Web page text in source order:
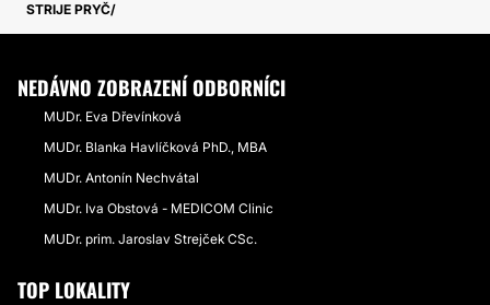
STRIJE PRYČ
NEDÁVNO ZOBRAZENÍ ODBORNÍCI
MUDr. Eva Dřevínková
MUDr. Blanka Havlíčková PhD., MBA
MUDr. Antonín Nechvátal
MUDr. Iva Obstová - MEDICOM Clinic
MUDr. prim. Jaroslav Strejček CSc.
TOP LOKALITY